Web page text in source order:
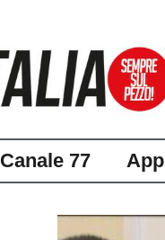
Canale 77 App